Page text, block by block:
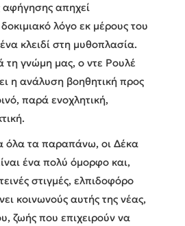
αφήγησης απηχεί
λόγο εκ μέρους του
κλειδί στη μυθοπλασία.
γνώμη μας, ο ντε Ρουλέ
η ανάλυση βοηθητική προς
παρά ενοχλητική,
όλα τα παραπάνω, οι Δέκα
ένα πολύ όμορφο και,
στιγμές, ελπιδοφόρο
κοινωνούς αυτής της νέας,
ζωής που επιχειρούν να